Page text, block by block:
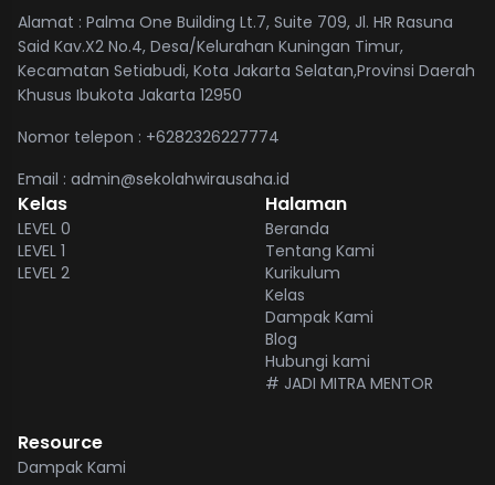
Alamat : Palma One Building Lt.7, Suite 709, Jl. HR Rasuna
Said Kav.X2 No.4, Desa/Kelurahan Kuningan Timur,
Kecamatan Setiabudi, Kota Jakarta Selatan,Provinsi Daerah
Khusus Ibukota Jakarta 12950
Nomor telepon : +6282326227774
Email : admin@sekolahwirausaha.id
Kelas
LEVEL 0
LEVEL 1
LEVEL 2
Halaman
Beranda
Tentang Kami
Kurikulum
Kelas
Dampak Kami
Blog
Hubungi kami
# JADI MITRA MENTOR
Resource
Dampak Kami